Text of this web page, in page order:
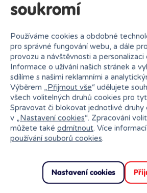
Gabby kroužkový blok A5 DPL10
Gabby kroužkový blok A5 je skvělým
malé...
Ihned:
soukromí
Používáme cookies a obdobné
pro správné fungování webu, a dále
provozu a návštěvnosti a personalizaci
Informace o užívání našich stránek a
sdílíme s našimi reklamními a
Výběrem „Přijmout vše“ udělujete
všech volitelných druhů cookies pro
Spravovat či blokovat jednotlivé druhy
v „Nastavení cookies“. Zpracování
můžete také odmítnout. Více
používání souborů cookies.
Nastavení cookies